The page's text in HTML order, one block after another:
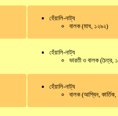
হেঁয়ালি-নাট্য
বালক (মাঘ, ১২৯২)
হেঁয়ালি-নাট্য
ভারতী ও বালক (চৈত্র,
হেঁয়ালি-নাট্য
বালক (আশ্বিন,